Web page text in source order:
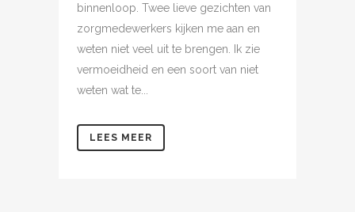
binnenloop. Twee lieve gezichten van
zorgmedewerkers kijken me aan en
weten niet veel uit te brengen. Ik zie
vermoeidheid en een soort van niet
weten wat te...
LEES MEER